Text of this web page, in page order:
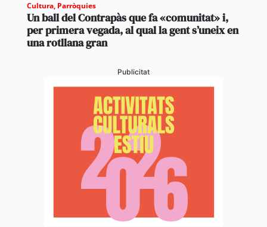
Cultura, Parròquies
Un ball del Contrapàs que fa «comunitat» i,
per primera vegada, al qual la gent s’uneix en
una rotllana gran
Publicitat